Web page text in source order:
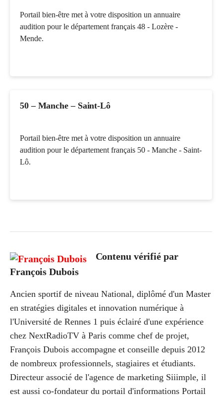
Portail bien-être met à votre disposition un annuaire
audition pour le département français 48 - Lozère -
Mende.
50 – Manche – Saint-Lô
Portail bien-être met à votre disposition un annuaire
audition pour le département français 50 - Manche - Saint-
Lô.
Contenu vérifié par
François Dubois
Ancien sportif de niveau National, diplômé d'un Master
en stratégies digitales et innovation numérique à
l'Université de Rennes 1 puis éclairé d'une expérience
chez NextRadioTV à Paris comme chef de projet,
François Dubois accompagne et conseille depuis 2012
de nombreux professionnels, stagiaires et étudiants.
Directeur associé de l'agence de marketing Siiimple, il
est aussi co-fondateur du portail d'informations Portail